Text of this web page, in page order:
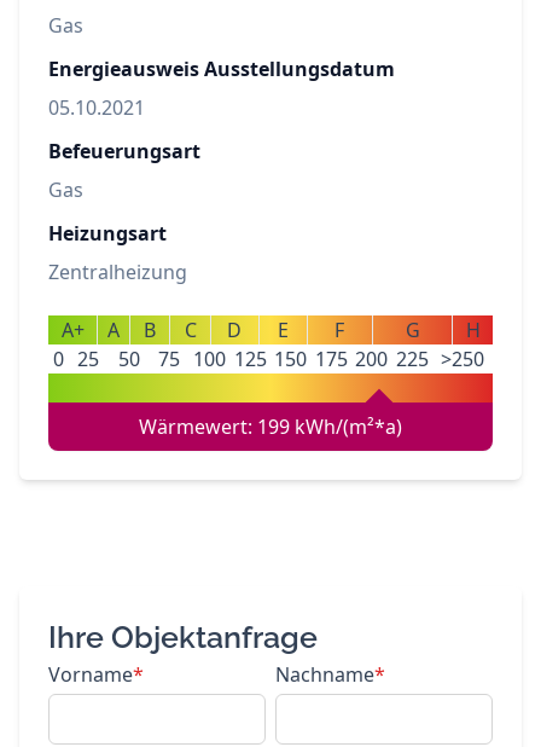
Gas
Energieausweis Ausstellungsdatum
05.10.2021
Befeuerungsart
Gas
Heizungsart
Zentralheizung
A+ A B C D E F G
H
0 25 50 75 100 125 150 175 200 225 >250
Wärmewert: 199 kWh/(m²*a)
Ihre Objektanfrage
Vorname* Nachname*